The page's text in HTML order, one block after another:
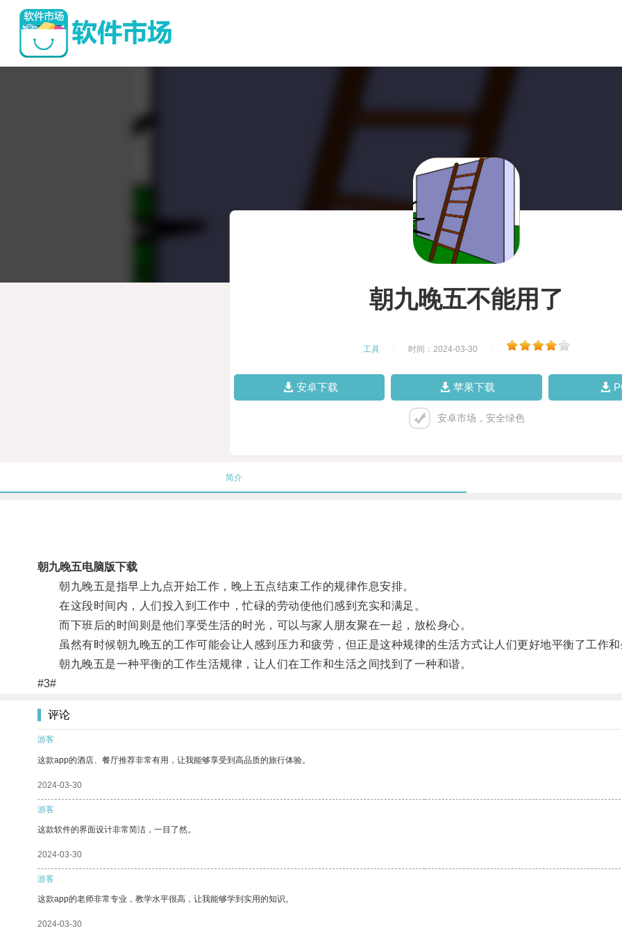
朝九晚五不能用了
工具 时间：2024-03-30
安卓下载 苹果下载
安卓市场，安全绿色
简介
朝九晚五电脑版下载
朝九晚五是指早上九点开始工作，晚上五点结束工作的规律作息安排。
在这段时间内，人们投入到工作中，忙碌的劳动使他们感到充实和满足。
而下班后的时间则是他们享受生活的时光，可以与家人朋友聚在一起，放松身心。
虽然有时候朝九晚五的工作可能会让人感到压力和疲劳，但正是这种规律的生活方式让人们更好地平衡了工作和
朝九晚五是一种平衡的工作生活规律，让人们在工作和生活之间找到了一种和谐。
#3#
评论
游客
这款app的酒店、餐厅推荐非常有用，让我能够享受到高品质的旅行体验。
2024-03-30
游客
这款软件的界面设计非常简洁，一目了然。
2024-03-30
游客
这款app的老师非常专业，教学水平很高，让我能够学到实用的知识。
2024-03-30